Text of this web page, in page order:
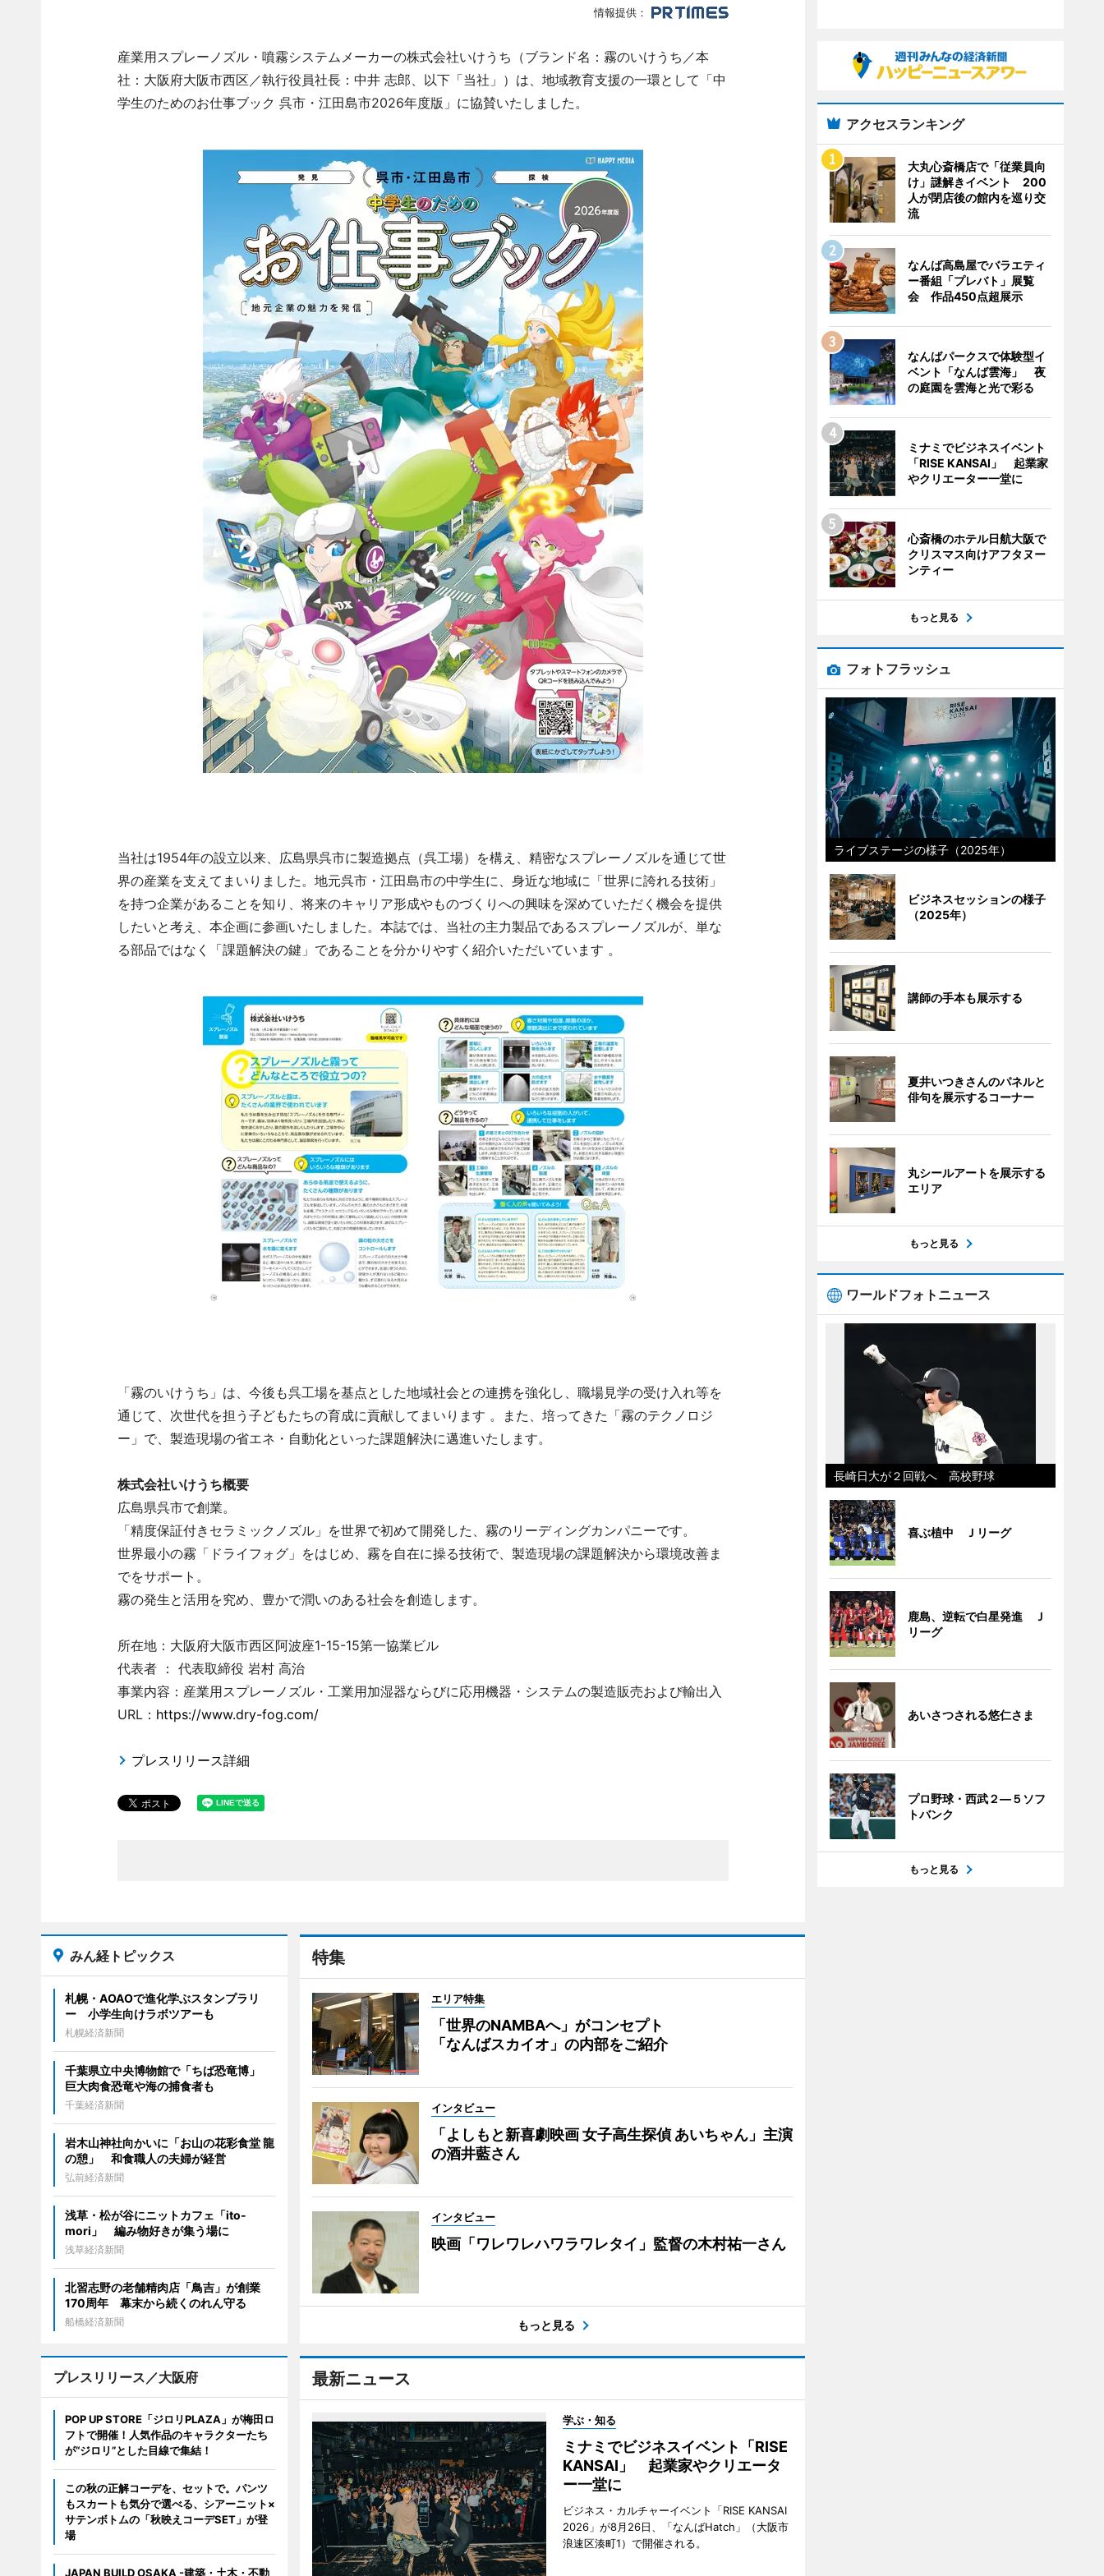
情報提供：
産業用スプレーノズル・噴霧システムメーカーの株式会社いけうち（ブランド名：霧のいけうち／本
社：大阪府大阪市西区／執行役員社長：中井 志郎、以下「当社」）は、地域教育支援の一環として「中
学生のためのお仕事ブック 呉市・江田島市2026年度版」に協賛いたしました。
当社は1954年の設立以来、広島県呉市に製造拠点（呉工場）を構え、精密なスプレーノズルを通じて世
界の産業を支えてまいりました。地元呉市・江田島市の中学生に、身近な地域に「世界に誇れる技術」
を持つ企業があることを知り、将来のキャリア形成やものづくりへの興味を深めていただく機会を提供
したいと考え、本企画に参画いたしました。本誌では、当社の主力製品であるスプレーノズルが、単な
る部品ではなく「課題解決の鍵」であることを分かりやすく紹介いただいています 。
「霧のいけうち」は、今後も呉工場を基点とした地域社会との連携を強化し、職場見学の受け入れ等を
通じて、次世代を担う子どもたちの育成に貢献してまいります 。また、培ってきた「霧のテクノロジ
ー」で、製造現場の省エネ・自動化といった課題解決に邁進いたします。
株式会社いけうち概要
広島県呉市で創業。
「精度保証付きセラミックノズル」を世界で初めて開発した、霧のリーディングカンパニーです。
世界最小の霧「ドライフォグ」をはじめ、霧を自在に操る技術で、製造現場の課題解決から環境改善ま
でをサポート。
霧の発生と活用を究め、豊かで潤いのある社会を創造します。
所在地：大阪府大阪市西区阿波座1-15-15第一協業ビル
代表者 ： 代表取締役 岩村 高治
事業内容：産業用スプレーノズル・工業用加湿器ならびに応用機器・システムの製造販売および輸出入
URL： https://www.dry-fog.com/
プレスリリース詳細
特集
エリア特集
「世界のNAMBAへ」がコンセプト
「なんばスカイオ」の内部をご紹介
インタビュー
「よしもと新喜劇映画 女子高生探偵 あいちゃん」主演
の酒井藍さん
インタビュー
映画「ワレワレハワラワレタイ」監督の木村祐一さん
もっと見る
最新ニュース
学ぶ・知る
ミナミでビジネスイベント「RISE
KANSAI」 起業家やクリエータ
ー一堂に
ビジネス・カルチャーイベント「RISE KANSAI
2026」が8月26日、「なんばHatch」（大阪市
浪速区湊町1）で開催される。
みん経トピックス
札幌・AOAOで進化学ぶスタンプラリ
ー 小学生向けラボツアーも
札幌経済新聞
千葉県立中央博物館で「ちば恐竜博」
巨大肉食恐竜や海の捕食者も
千葉経済新聞
岩木山神社向かいに「お山の花彩食堂 龍
の憩」 和食職人の夫婦が経営
弘前経済新聞
浅草・松が谷にニットカフェ「ito-
mori」 編み物好きが集う場に
浅草経済新聞
北習志野の老舗精肉店「鳥吉」が創業
170周年 幕末から続くのれん守る
船橋経済新聞
プレスリリース／大阪府
POP UP STORE「ジロリPLAZA」が梅田ロ
フトで開催！人気作品のキャラクターたち
が“ジロリ”とした目線で集結！
この秋の正解コーデを、セットで。パンツ
もスカートも気分で選べる、シアーニット×
サテンボトムの「秋映えコーデSET」が登
場
JAPAN BUILD OSAKA -建築・土木・不動
アクセスランキング
大丸心斎橋店で「従業員向
け」謎解きイベント 200
人が閉店後の館内を巡り交
流
なんば高島屋でバラエティ
ー番組「プレバト」展覧
会 作品450点超展示
なんばパークスで体験型イ
ベント「なんば雲海」 夜
の庭園を雲海と光で彩る
ミナミでビジネスイベント
「RISE KANSAI」 起業家
やクリエーター一堂に
心斎橋のホテル日航大阪で
クリスマス向けアフタヌー
ンティー
もっと見る
フォトフラッシュ
ライブステージの様子（2025年）
ビジネスセッションの様子
（2025年）
講師の手本も展示する
夏井いつきさんのパネルと
俳句を展示するコーナー
丸シールアートを展示する
エリア
もっと見る
ワールドフォトニュース
長崎日大が２回戦へ 高校野球
喜ぶ植中 Ｊリーグ
鹿島、逆転で白星発進 Ｊ
リーグ
あいさつされる悠仁さま
プロ野球・西武２―５ソフ
トバンク
もっと見る